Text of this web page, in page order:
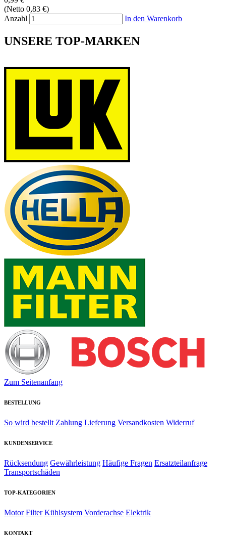
(Netto 0,83 €)
Anzahl
In den Warenkorb
UNSERE TOP-MARKEN
Zum Seitenanfang
BESTELLUNG
So wird bestellt Zahlung Lieferung Versandkosten Widerruf
KUNDENSERVICE
Rücksendung Gewährleistung Häufige Fragen Ersatzteilanfrage
Transportschäden
TOP-KATEGORIEN
Motor Filter Kühlsystem Vorderachse Elektrik
KONTAKT